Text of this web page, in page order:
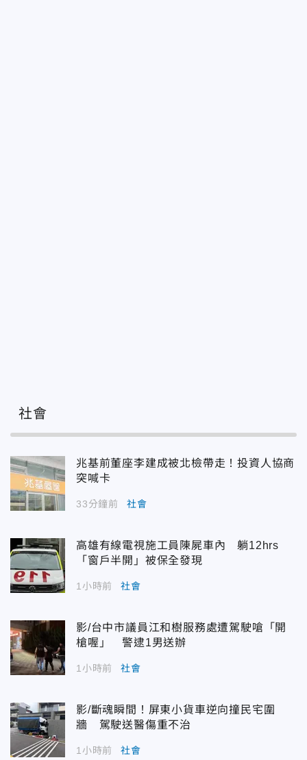
社會
兆基前董座李建成被北檢帶走！投資人協商
突喊卡
33分鐘前 社會
高雄有線電視施工員陳屍車內 躺12hrs
「窗戶半開」被保全發現
1小時前 社會
影/台中市議員江和樹服務處遭駕駛嗆「開
槍喔」 警逮1男送辦
1小時前 社會
影/斷魂瞬間！屏東小貨車逆向撞民宅圍
牆 駕駛送醫傷重不治
1小時前 社會